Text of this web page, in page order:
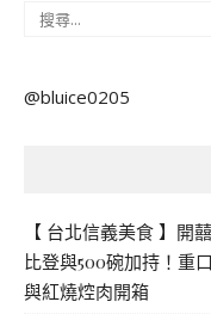
搜
鍵
@bluice0205
【 台北信義美食 】開
比登與500碗加持！重
與紅燒焢肉開箱